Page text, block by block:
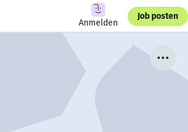
Anmelden
Job posten